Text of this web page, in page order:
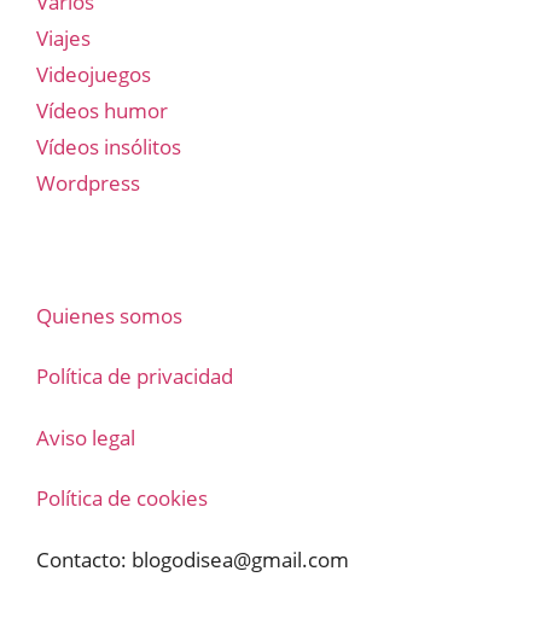
Viajes
Videojuegos
Vídeos humor
Vídeos insólitos
Wordpress
Quienes somos
Política de privacidad
Aviso legal
Política de cookies
Contacto: blogodisea@gmail.com